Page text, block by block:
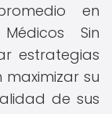
en
Sin
estrategias
su
de sus